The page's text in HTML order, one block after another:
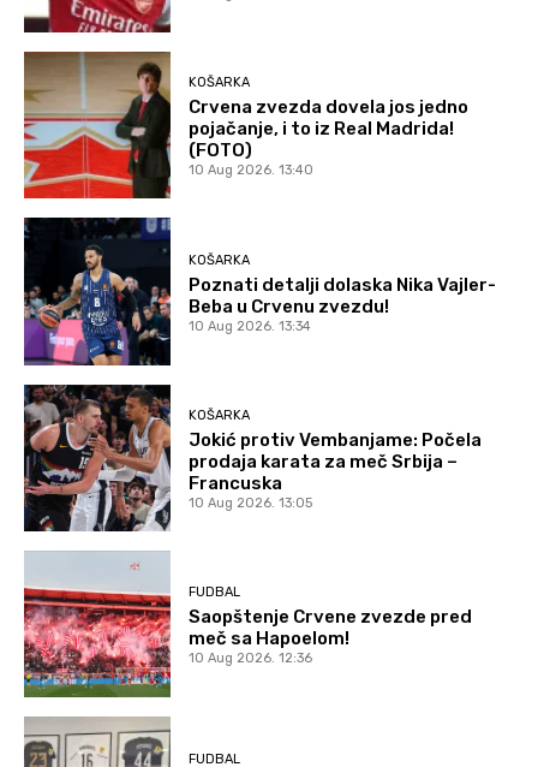
KOŠARKA
Crvena zvezda dovela jos jedno
pojačanje, i to iz Real Madrida!
(FOTO)
10 Aug 2026. 13:40
KOŠARKA
Poznati detalji dolaska Nika Vajler-
Beba u Crvenu zvezdu!
10 Aug 2026. 13:34
KOŠARKA
Jokić protiv Vembanjame: Počela
prodaja karata za meč Srbija –
Francuska
10 Aug 2026. 13:05
FUDBAL
Saopštenje Crvene zvezde pred
meč sa Hapoelom!
10 Aug 2026. 12:36
FUDBAL